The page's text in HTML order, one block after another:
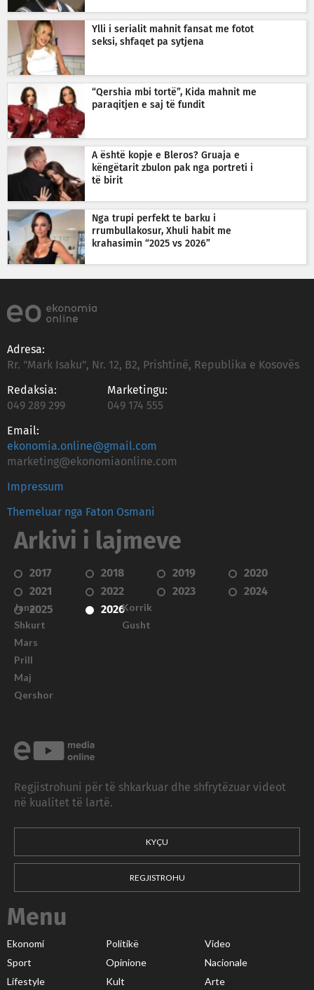
Ylli i serialit mahnit fansat me fotot
seksi, shfaqet pa sytjena
“Qershia mbi tortë”, Kida mahnit me
paraqitjen e saj të fundit
A është kopje e Bleros? Gruaja e
këngëtarit zbulon pak nga portreti i
të birit
Nga trupi perfekt te barku i
rrumbullakosur, Xhuli habit me
krahasimin “2025 vs 2026”
Adresa:
Rr. "Mark Isaku", Nr. 12, B2, Prishtinë, Republika e Kosovës
Redaksia:
049 289 299
Marketingu:
049 174 555
Email:
ekonomia.online@gmail.com
marketing@ekonomiaonline.com
Impressum
Themeluar nga Faton Osmani
Arkivi i lajmeve
2017 2018 2019
2020
2021
2022 2023
2024
2025
2026
Janar
Shkurt
Mars
Prill
Maj
Qershor
Korrik
Gusht
Regjistrohuni për të shkarkuar dhe shfrytëzuar videot
në kualitet të lartë.
KYÇU
REGJISTROHU
Menu
Ekonomi Politikë
Video
Sport
Opinione
Nacionale
Lifestyle
Kult Arte